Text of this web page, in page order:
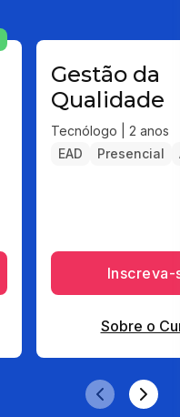
Gestão da
Qualidade
Tecnólogo | 2 anos
EAD
Presencial
Inscreva-
Sobre o